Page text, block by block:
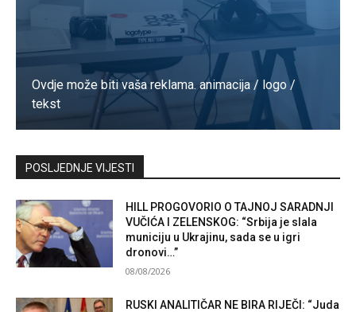
Ovdje može biti vaša reklama. animacija / logo /
tekst
Kontaktirajte nas
POSLJEDNJE VIJESTI
HILL PROGOVORIO O TAJNOJ SARADNJI
VUČIĆA I ZELENSKOG: “Srbija je slala
municiju u Ukrajinu, sada se u igri
dronovi…”
08/08/2026
RUSKI ANALITIČAR NE BIRA RIJEČI: “Juda